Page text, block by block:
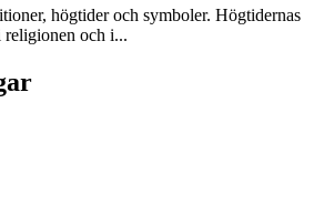
högtider och symboler. Högtidernas
religionen och i...